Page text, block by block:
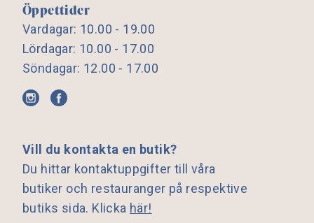
Vill du kontakta en butik?
Du hittar kontaktuppgifter till våra
butiker och restauranger på respektive
butiks sida. Klicka här!
Öppettider
Vardagar: 10.00 - 19.00
Lördagar: 10.00 - 17.00
Söndagar: 12.00 - 17.00